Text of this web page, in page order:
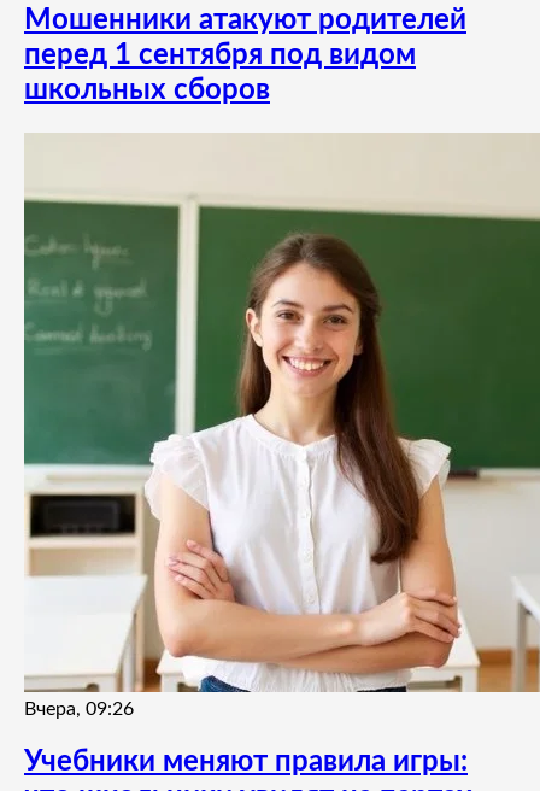
Мошенники атакуют родителей
перед 1 сентября под видом
школьных сборов
Вчера, 09:26
Учебники меняют правила игры: